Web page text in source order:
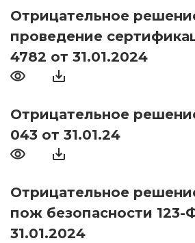
Отрицательное
проведение
4782 от 31.01.2024
Отрицательное
043 от 31.01.24
Отрицательное
пож безопасности 123-
31.01.2024